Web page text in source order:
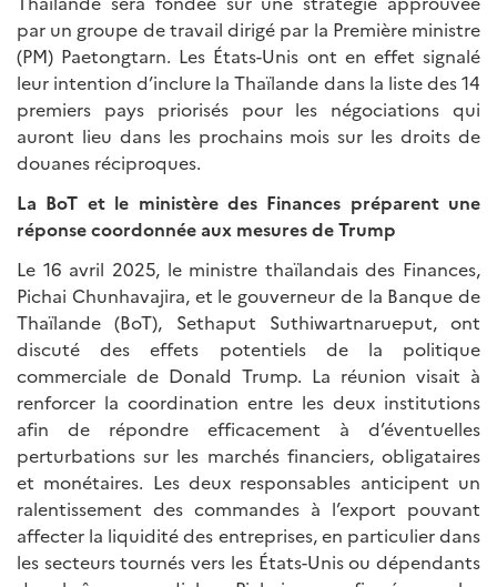
par un groupe de travail dirigé par la Première ministre
(PM) Paetongtarn. Les États-Unis ont en effet signalé
leur intention d’inclure la Thaïlande dans la liste des 14
premiers pays priorisés pour les négociations qui
auront lieu dans les prochains mois sur les droits de
douanes réciproques.
La BoT et le ministère des Finances préparent une
réponse coordonnée aux mesures de Trump
Le 16 avril 2025, le ministre thaïlandais des Finances,
Pichai Chunhavajira, et le gouverneur de la Banque de
Thaïlande (BoT), Sethaput Suthiwartnarueput, ont
discuté des effets potentiels de la politique
commerciale de Donald Trump. La réunion visait à
renforcer la coordination entre les deux institutions
afin de répondre efficacement à d’éventuelles
perturbations sur les marchés financiers, obligataires
et monétaires. Les deux responsables anticipent un
ralentissement des commandes à l’export pouvant
affecter la liquidité des entreprises, en particulier dans
les secteurs tournés vers les États-Unis ou dépendants